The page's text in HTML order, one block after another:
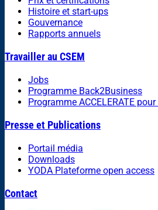
Histoire et start-ups
Gouvernance
Rapports annuels
Travailler au CSEM
Jobs
Programme Back2Business
Programme ACCELERATE
Presse et Publications
Portail média
Downloads
YODA Plateforme open access
Contact